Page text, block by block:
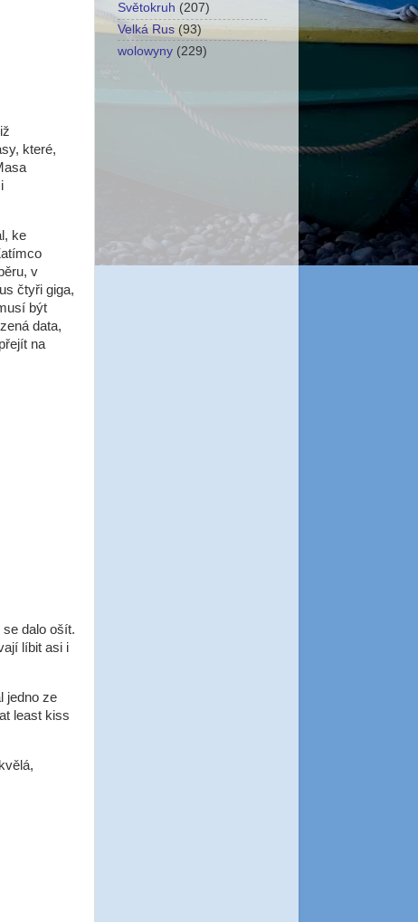
které,
ke
v
čtyři giga,
být
data,
na
dalo ošít.
líbit asi i
jedno ze
least kiss
Světokruh (207)
Velká Rus (93)
wolowyny (229)